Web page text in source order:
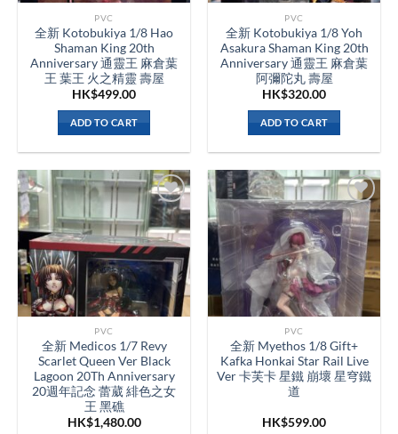
PVC
全新 Kotobukiya 1/8 Hao
Shaman King 20th
Anniversary 通靈王 麻倉葉
王 葉王 火之精靈 壽屋
HK$499.00
ADD TO CART
PVC
全新 Kotobukiya 1/8 Yoh
Asakura Shaman King 20th
Anniversary 通靈王 麻倉葉
阿彌陀丸 壽屋
HK$320.00
ADD TO CART
PVC
全新 Medicos 1/7 Revy
Scarlet Queen Ver Black
Lagoon 20Th Anniversary
20週年記念 蕾葳 緋色之女
王 黑礁
HK$1,480.00
PVC
全新 Myethos 1/8 Gift+
Kafka Honkai Star Rail Live
Ver 卡芙卡 星鐵 崩壞 星穹鐵
道
HK$599.00